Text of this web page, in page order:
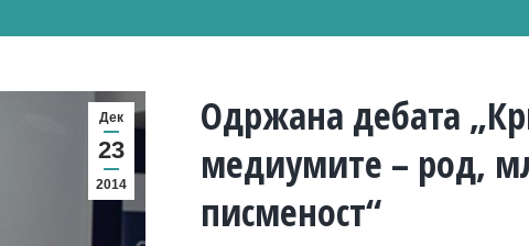
Дек
23
2014
Одржана дебата
медиумите – род,
писменост“